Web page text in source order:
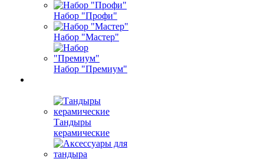
Набор "Профи"
Набор "Мастер"
Набор "Премиум"
Тандыры
керамические